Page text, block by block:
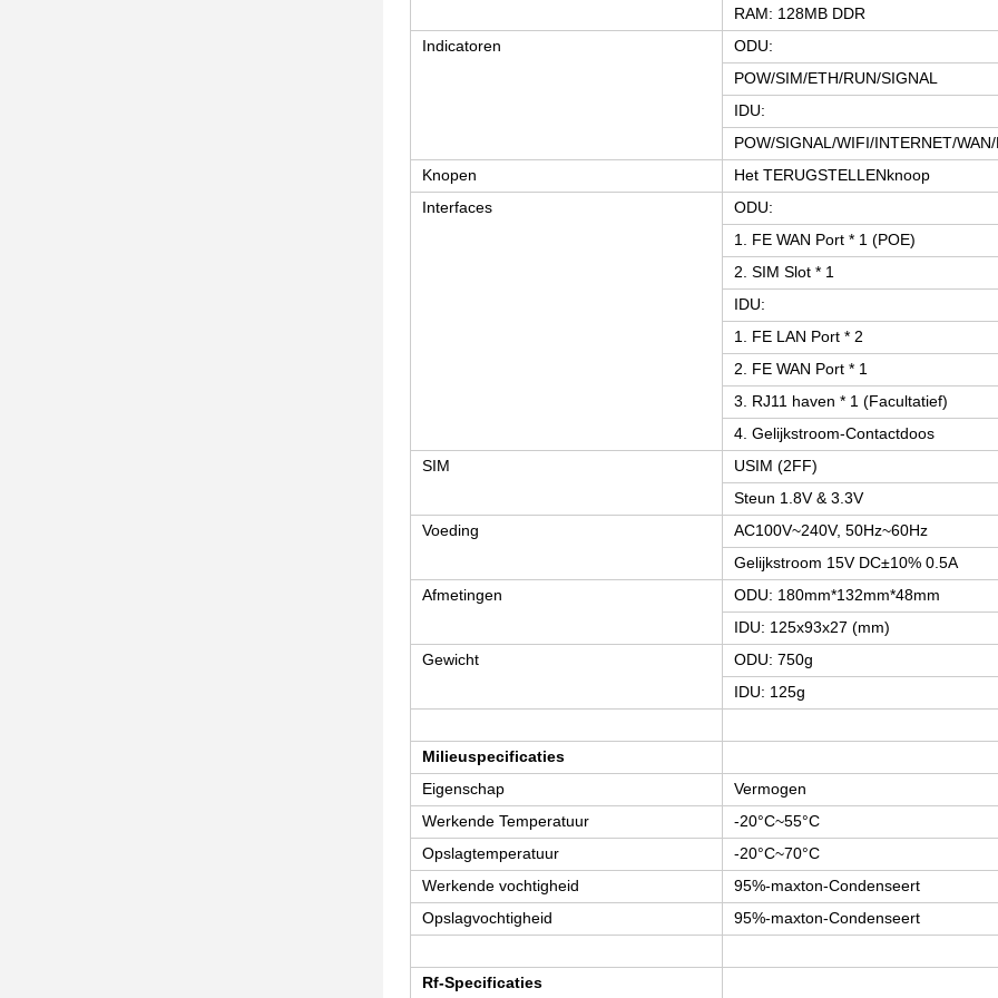
RAM: 128MB DDR
Indicatoren
ODU:
POW/SIM/ETH/RUN/SIGNAL
IDU:
POW/SIGNAL/WIFI/INTERNET/
Knopen
Het TERUGSTELLENknoop
Interfaces
ODU:
1. FE WAN Port * 1 (POE)
2. SIM Slot * 1
IDU:
1. FE LAN Port * 2
2. FE WAN Port * 1
3. RJ11 haven * 1 (Facultatief)
4. Gelijkstroom-Contactdoos
SIM
USIM (2FF)
Steun 1.8V & 3.3V
Voeding
AC100V~240V, 50Hz~60Hz
Gelijkstroom 15V DC±10% 0.5A
Afmetingen
ODU: 180mm*132mm*48mm
IDU: 125x93x27 (mm)
Gewicht
ODU: 750g
IDU: 125g
Milieuspecificaties
Eigenschap
Vermogen
Werkende Temperatuur
-20°C~55°C
Opslagtemperatuur
-20°C~70°C
Werkende vochtigheid
95%-maxton-Condenseert
Opslagvochtigheid
95%-maxton-Condenseert
Rf-Specificaties